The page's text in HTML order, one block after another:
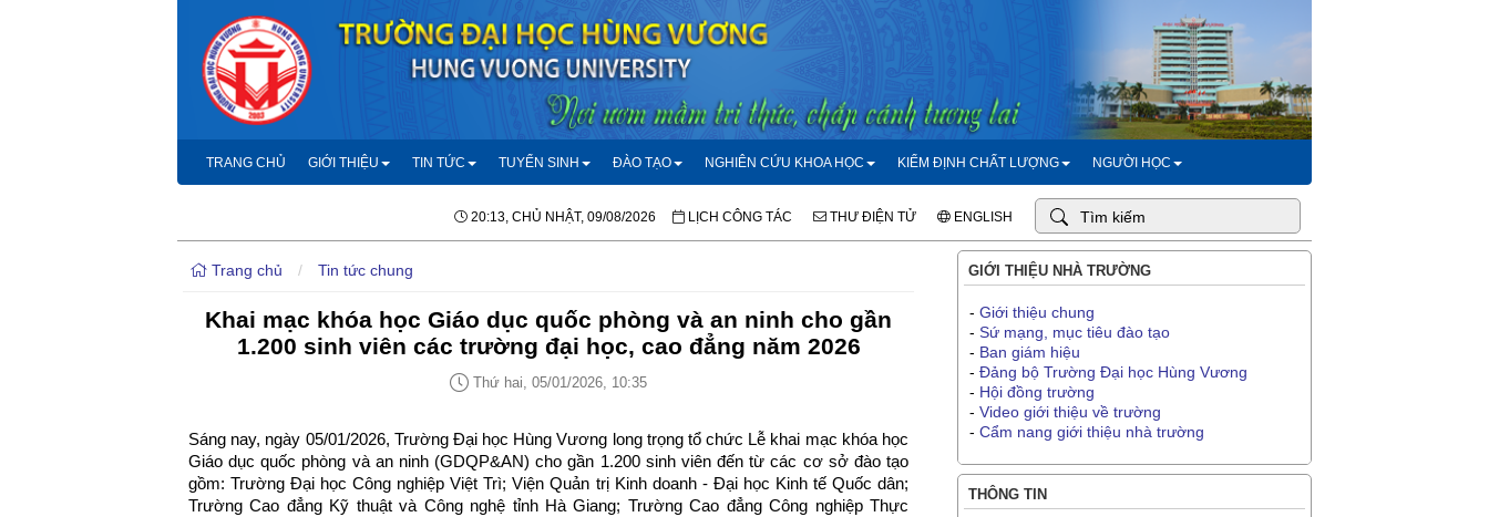
TRANG CHỦ GIỚI THIỆU TIN TỨC TUYỂN SINH ĐÀO TẠO NGHIÊN CỨU KHOA HỌC KIỂM ĐỊNH CHẤT LƯỢNG NGƯỜI HỌC
20:13, CHỦ NHẬT, 09/08/2026 LỊCH CÔNG TÁC THƯ ĐIỆN TỬ ENGLISH
Trang chủ / Tin tức chung
Khai mạc khóa học Giáo dục quốc phòng và an ninh cho gần
1.200 sinh viên các trường đại học, cao đẳng năm 2026
Thứ hai, 05/01/2026, 10:35
Sáng nay, ngày 05/01/2026, Trường Đại học Hùng Vương long trọng tổ chức Lễ khai mạc khóa học
Giáo dục quốc phòng và an ninh (GDQP&AN) cho gần 1.200 sinh viên đến từ các cơ sở đào tạo
gồm: Trường Đại học Công nghiệp Việt Trì; Viện Quản trị Kinh doanh - Đại học Kinh tế Quốc dân;
Trường Cao đẳng Kỹ thuật và Công nghệ tỉnh Hà Giang; Trường Cao đẳng Công nghiệp Thực
GIỚI THIỆU NHÀ TRƯỜNG
- Giới thiệu chung
- Sứ mạng, mục tiêu đào tạo
- Ban giám hiệu
- Đảng bộ Trường Đại học Hùng Vương
- Hội đồng trường
- Video giới thiệu về trường
- Cẩm nang giới thiệu nhà trường
THÔNG TIN